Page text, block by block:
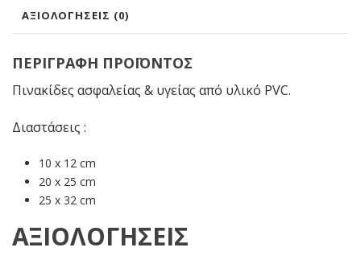
ΑΞΙΟΛΟΓΉΣΕΙΣ (0)
ΠΕΡΙΓΡΑΦΗ ΠΡΟΪΟΝΤΟΣ
Πινακίδες ασφαλείας & υγείας από υλικό PVC.
Διαστάσεις :
10 x 12 cm
20 x 25 cm
25 x 32 cm
ΑΞΙΟΛΟΓΉΣΕΙΣ